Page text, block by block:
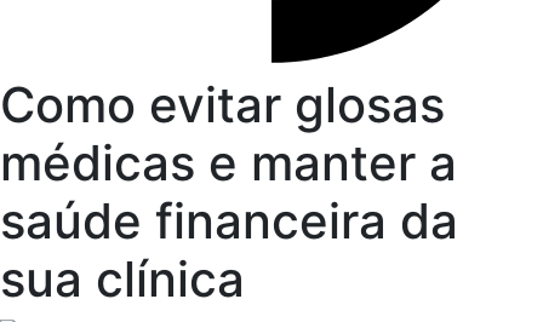
Como evitar glosas
médicas e manter a
saúde financeira da
sua clínica